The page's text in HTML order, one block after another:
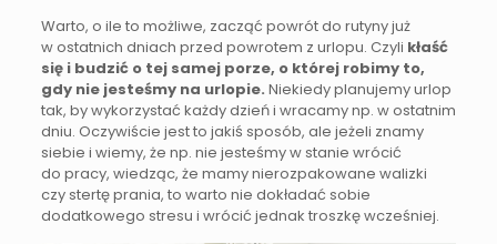
Warto, o ile to możliwe, zacząć powrót do rutyny już
w ostatnich dniach przed powrotem z urlopu. Czyli kłaść
się i budzić o tej samej porze, o której robimy to,
gdy nie jesteśmy na urlopie. Niekiedy planujemy urlop
tak, by wykorzystać każdy dzień i wracamy np. w ostatnim
dniu. Oczywiście jest to jakiś sposób, ale jeżeli znamy
siebie i wiemy, że np. nie jesteśmy w stanie wrócić
do pracy, wiedząc, że mamy nierozpakowane walizki
czy stertę prania, to warto nie dokładać sobie
dodatkowego stresu i wrócić jednak troszkę wcześniej.